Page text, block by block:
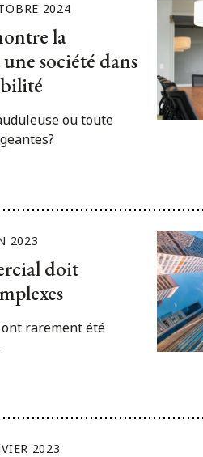
2024
la
société dans
ou toute
2023
doit
rarement été
2023